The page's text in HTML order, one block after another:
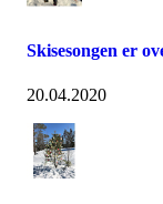
Skisesongen er
20.04.2020